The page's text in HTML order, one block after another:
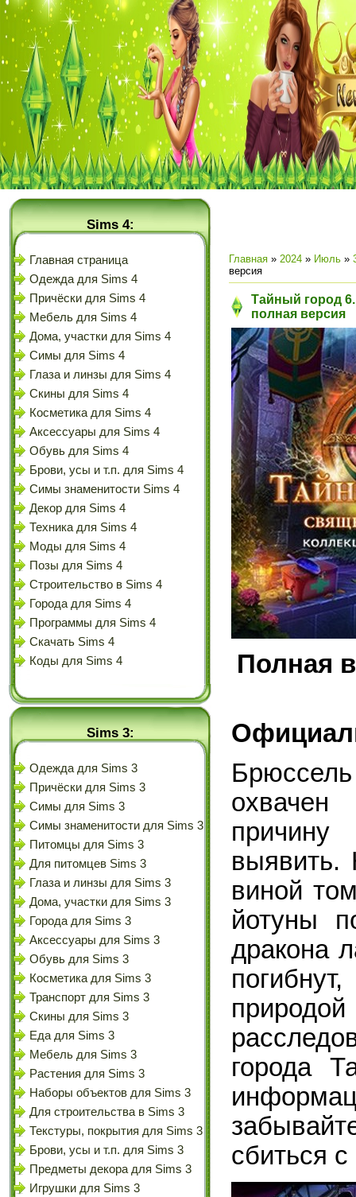
Sims 4:
Главная страница
Одежда для Sims 4
Причёски для Sims 4
Мебель для Sims 4
Дома, участки для Sims 4
Симы для Sims 4
Глаза и линзы для Sims 4
Скины для Sims 4
Косметика для Sims 4
Аксессуары для Sims 4
Обувь для Sims 4
Брови, усы и т.п. для Sims 4
Симы знаменитости Sims 4
Декор для Sims 4
Техника для Sims 4
Моды для Sims 4
Позы для Sims 4
Строительство в Sims 4
Города для Sims 4
Программы для Sims 4
Скачать Sims 4
Коды для Sims 4
Sims 3:
Одежда для Sims 3
Причёски для Sims 3
Симы для Sims 3
Симы знаменитости для Sims 3
Питомцы для Sims 3
Для питомцев Sims 3
Глаза и линзы для Sims 3
Дома, участки для Sims 3
Города для Sims 3
Аксессуары для Sims 3
Обувь для Sims 3
Косметика для Sims 3
Транспорт для Sims 3
Скины для Sims 3
Еда для Sims 3
Мебель для Sims 3
Растения для Sims 3
Наборы объектов для Sims 3
Для строительства в Sims 3
Текстуры, покрытия для Sims 3
Брови, усы и т.п. для Sims 3
Предметы декора для Sims 3
Игрушки для Sims 3
Главная » 2024 » Июль »
версия
Тайный город
полная версия
Полная
выявить.
виной
йотуны
дракона
города
сбиться с